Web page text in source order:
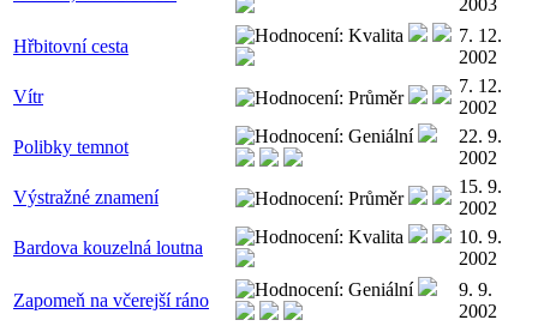
Hřbitovní cesta
7. 12.
2002
Vítr
7. 12.
2002
Polibky temnot
22. 9.
2002
Výstražné znamení
15. 9.
2002
Bardova kouzelná loutna
10. 9.
2002
Zapomeň na včerejší ráno
9. 9.
2002